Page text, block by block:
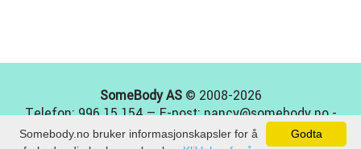
SomeBody AS© 2008-2026
Telefon: 996 15 154 — E-post: nancy@somebody.no -
Org nr: 923253629
Godta
Somebody.no bruker informasjonskapsler for å